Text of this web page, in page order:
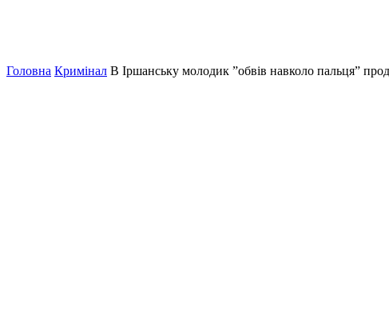
Головна Кримінал В Іршанську молодик ”обвів навколо пальця”